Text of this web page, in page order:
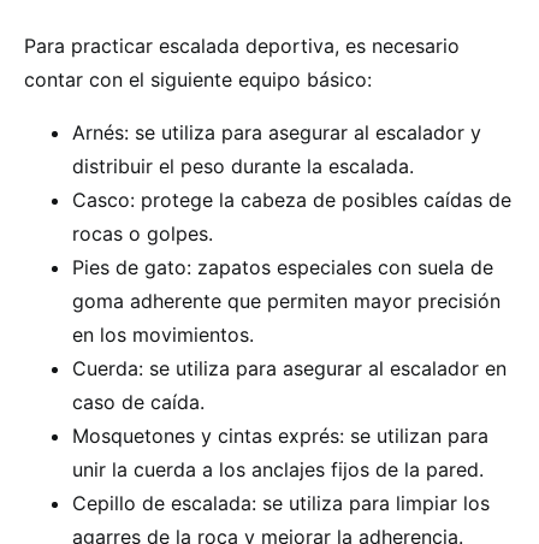
Para practicar escalada deportiva, es necesario
contar con el siguiente equipo básico:
Arnés: se utiliza para asegurar al escalador y
distribuir el peso durante la escalada.
Casco: protege la cabeza de posibles caídas de
rocas o golpes.
Pies de gato: zapatos especiales con suela de
goma adherente que permiten mayor precisión
en los movimientos.
Cuerda: se utiliza para asegurar al escalador en
caso de caída.
Mosquetones y cintas exprés: se utilizan para
unir la cuerda a los anclajes fijos de la pared.
Cepillo de escalada: se utiliza para limpiar los
agarres de la roca y mejorar la adherencia.